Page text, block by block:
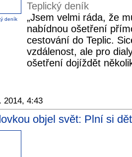
deník
Teplický deník
„Jsem velmi ráda, že
nabídnou ošetření
cestování do Teplic.
vzdálenost, ale pro
ošetření dojíždět
2014, 4:43
objel svět: Plní si